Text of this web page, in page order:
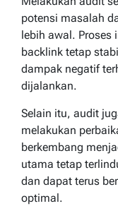
potensi masalah
lebih awal.
backlink tetap
dampak negatif
dijalankan.
Selain itu, audit
melakukan
berkembang
utama tetap
dan dapat terus
optimal.